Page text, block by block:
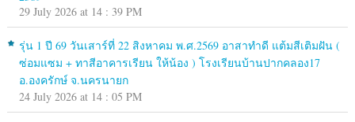
29 July 2026 at 14 : 39 PM
รุ่น 1 ปี 69 วันเสาร์ที่ 22 สิงหาคม พ.ศ.2569 อาสาทำดี แต้มสีเติมฝัน (
ซ่อมแซม + ทาสีอาคารเรียน ให้น้อง ) โรงเรียนบ้านปากคลอง17
อ.องครักษ์ จ.นครนายก
24 July 2026 at 14 : 05 PM